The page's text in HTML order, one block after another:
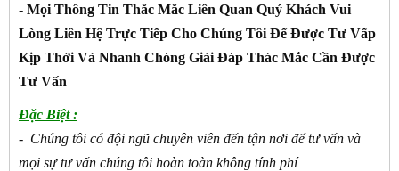
- Mọi Thông Tin Thắc Mắc Liên Quan Quý Khách Vui
Lòng Liên Hệ Trực Tiếp Cho Chúng Tôi Để Được Tư Vấp
Kịp Thời Và Nhanh Chóng Giải Đáp Thác Mắc Cần Được
Tư Vấn
Đặc Biệt :
- Chúng tôi có đội ngũ chuyên viên đến tận nơi để tư vấn và
mọi sự tư vấn chúng tôi hoàn toàn không tính phí